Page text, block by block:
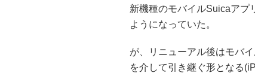
新機種のモバイルSuicaアプ
ようになっていた。
が、リニューアル後はモバ
を介して引き継ぐ形となる